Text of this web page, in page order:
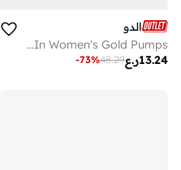
الدو
Goldenhaze-In Women's Gold Pumps
ر.ع13.24
48.29
-73%